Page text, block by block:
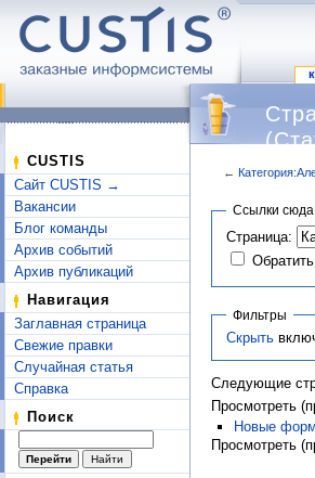
CUSTIS
Сайт CUSTIS →
Вакансии
Блог команды
Архив событий
Архив публикаций
Навигация
Заглавная страница
Свежие правки
Случайная статья
Справка
Поиск
←
Ссылки сюда
Страница:
Фильтры
Скрыть
Следующие
Просмотреть
Новые
Просмотреть